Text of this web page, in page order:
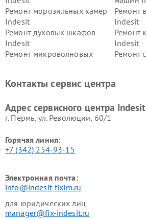
Ремонт морозильных камер
Indesit
Ремонт
Indesit
Ремонт духовых шкафов
Indesit
Ремонт
Indesit
Ремонт микроволновых
Ремонт
Indesit
Indesit
Контакты сервис центра
Адрес сервисного центра
г. Пермь, ул. ​Революции, 60/1
Горячая линия:
+7 (342) 254-93-15
Электронная почта:
info@indesit-fixim.ru
для юридических лиц
manager@fix-indesit.ru